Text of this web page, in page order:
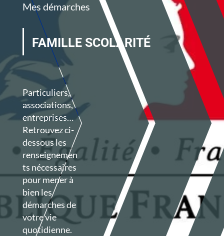
Mes démarches
FAMILLE SCOLARITÉ
Particuliers,
associations,
entreprises…
Retrouvez ci-
dessous les
renseignemen
ts nécessaires
pour mener à
bien les
démarches de
votre vie
quotidienne.